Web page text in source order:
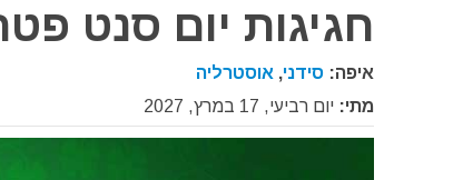
חגיגות יום סנט פטריק
איפה: סידני, אוסטרליה
מתי: יום רביעי, 17 במרץ, 2027